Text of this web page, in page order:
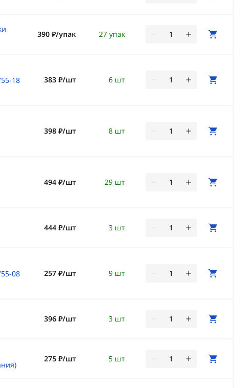
27 упак
390 ₽/упак
18
6 шт
383 ₽/шт
8 шт
398 ₽/шт
29 шт
494 ₽/шт
3 шт
444 ₽/шт
08
9 шт
257 ₽/шт
3 шт
396 ₽/шт
5 шт
275 ₽/шт